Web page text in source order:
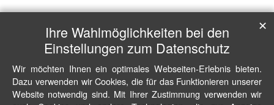
Ihre Wahlmöglichkeiten bei den
Einstellungen zum Datenschutz
Wir möchten Ihnen ein optimales Webseiten-Erlebnis bieten.
Dazu verwenden wir Cookies, die für das Funktionieren unserer
Website notwendig sind. Mit Ihrer Zustimmung verwenden wir
✕